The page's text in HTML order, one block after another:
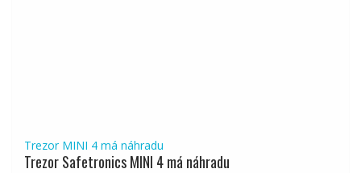
Trezor MINI 4 má náhradu
Trezor Safetronics MINI 4 má náhradu